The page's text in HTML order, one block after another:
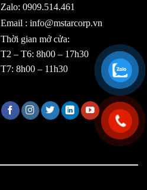
Zalo: 0909.514.461
Email : info@mstarcorp.vn
Thời gian mở cửa:
T2 – T6: 8h00 – 17h30
T7: 8h00 – 11h30